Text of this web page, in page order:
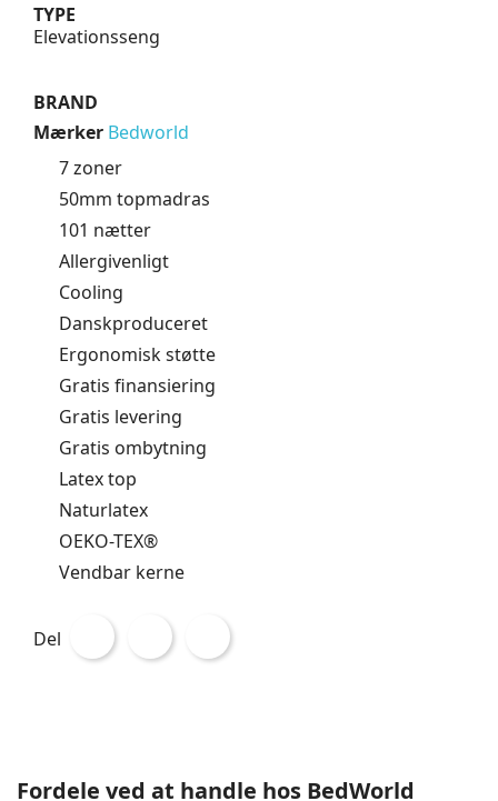
TYPE
Elevationsseng
BRAND
Mærker Bedworld
7 zoner
50mm topmadras
101 nætter
Allergivenligt
Cooling
Danskproduceret
Ergonomisk støtte
Gratis finansiering
Gratis levering
Gratis ombytning
Latex top
Naturlatex
OEKO-TEX®
Vendbar kerne
Del
Fordele ved at handle hos BedWorld